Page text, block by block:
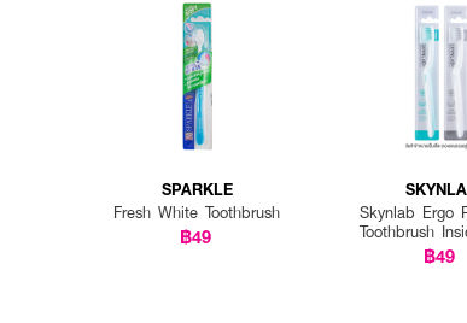
SPARKLE
Fresh White Toothbrush
฿49
Skynlab Ergo
Toothbrush
฿49